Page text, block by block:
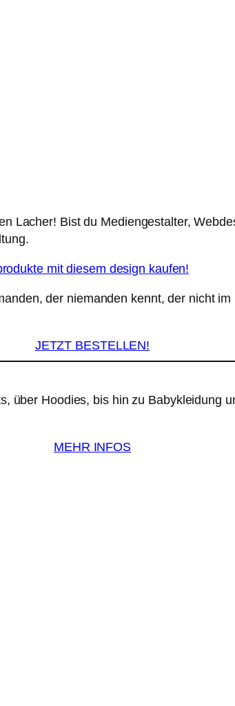
Lacher! Bist du Mediengestalter,
mit diesem design kaufen!
der niemanden kennt, der nicht
JETZT BESTELLEN!
über Hoodies, bis hin zu Babykleidung
MEHR INFOS